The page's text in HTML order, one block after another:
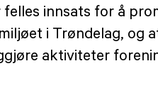
innsats for å
i Trøndelag, og
aktiviteter